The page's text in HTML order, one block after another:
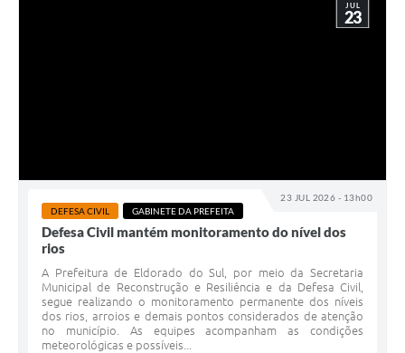
23 JUL 2026 - 13h00
JUL
23
DEFESA CIVIL GABINETE DA PREFEITA
Defesa Civil mantém monitoramento do nível dos
rios
A Prefeitura de Eldorado do Sul, por meio da Secretaria
Municipal de Reconstrução e Resiliência e da Defesa Civil,
segue realizando o monitoramento permanente dos níveis
dos rios, arroios e demais pontos considerados de atenção
no município. As equipes acompanham as condições
meteorológicas e possíveis...